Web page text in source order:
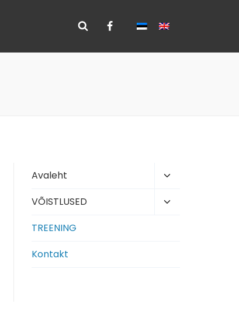
Avaleht
Toggle
menu
VÕISTLUSED
Toggle
TREENING
Kontakt